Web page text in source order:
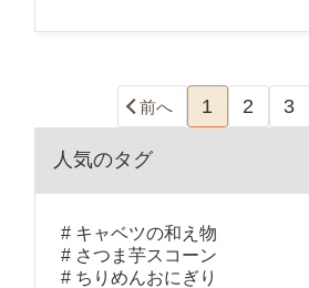
前へ 1 2 3
人気のタグ
キャベツの和え物
さつま芋スコーン
ちりめんおにぎり